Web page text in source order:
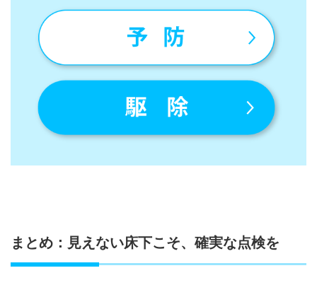
まとめ：見えない床下こそ、確実な点検を